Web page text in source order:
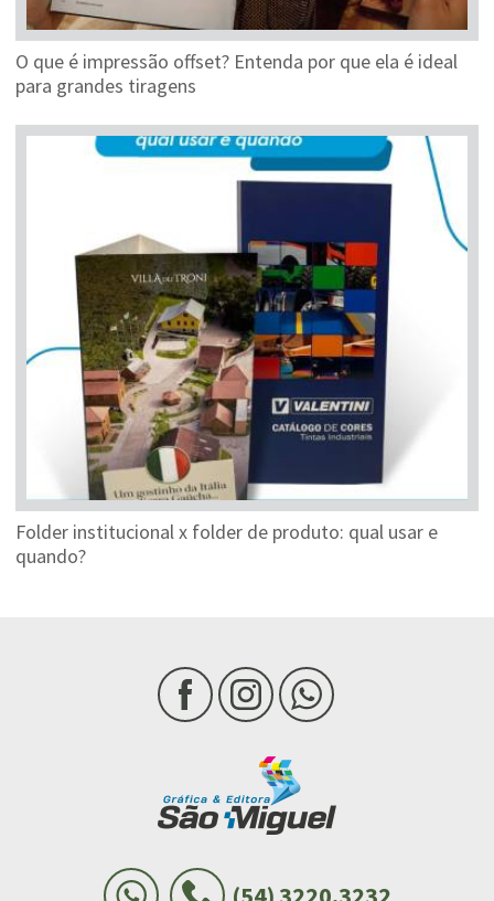
O que é impressão offset? Entenda por que ela é ideal
para grandes tiragens
Folder institucional x folder de produto: qual usar e
quando?